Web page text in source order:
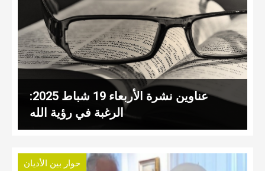
عناوين نشرة الأربعاء 19 شباط 2025:
الرغبة في رؤية الله
حوار بين الأديان